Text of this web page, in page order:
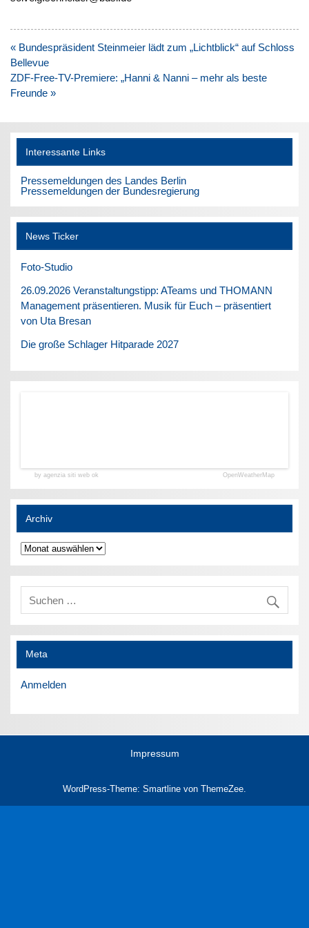
Beitragsnavigation
« Bundespräsident Steinmeier lädt zum „Lichtblick“ auf Schloss
Bellevue
ZDF-Free-TV-Premiere: „Hanni & Nanni – mehr als beste
Freunde »
Interessante Links
Pressemeldungen des Landes Berlin
Pressemeldungen der Bundesregierung
News Ticker
Foto-Studio
26.09.2026 Veranstaltungstipp: ATeams und THOMANN
Management präsentieren. Musik für Euch – präsentiert
von Uta Bresan
Die große Schlager Hitparade 2027
by agenzia siti web ok OpenWeatherMap
Archiv
Archiv
Meta
Anmelden
Impressum
WordPress-Theme: Smartline von ThemeZee.